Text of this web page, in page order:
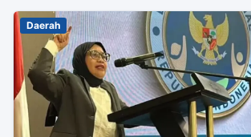
Daerah